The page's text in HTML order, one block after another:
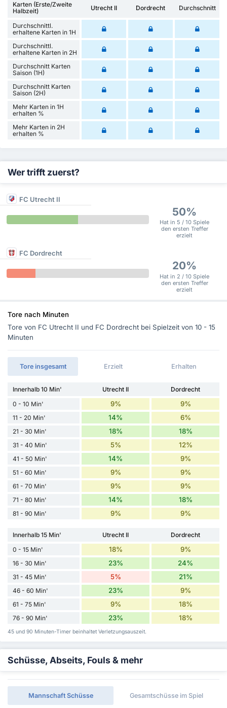
Karten (Erste/Zweite
Halbzeit)
Utrecht II Dordrecht Durchschnitt
Durchschnittl.
erhaltene Karten in 1H
Durchschnittl.
erhaltene Karten in 2H
Durchschnitt Karten
Saison (1H)
Durchschnitt Karten
Saison (2H)
Mehr Karten in 1H
erhalten %
Mehr Karten in 2H
erhalten %
Wer trifft zuerst?
FC Utrecht II
50%
Hat in 5 / 10 Spiele
den ersten Treffer
erzielt
FC Dordrecht
20%
Hat in 2 / 10 Spiele
den ersten Treffer
erzielt
Tore nach Minuten
Tore von FC Utrecht II und FC Dordrecht bei Spielzeit von 10 - 15
Minuten
Tore insgesamt Erzielt Erhalten
Innerhalb 10 Min' Utrecht II
Dordrecht
0 - 10 Min'
9% 9%
11 - 20 Min' 14% 6%
21 - 30 Min' 18% 18%
31 - 40 Min' 5% 12%
41 - 50 Min' 14% 9%
51 - 60 Min' 9% 9%
61 - 70 Min' 9% 9%
71 - 80 Min' 14% 18%
81 - 90 Min' 9% 9%
Innerhalb 15 Min' Utrecht II
Dordrecht
0 - 15 Min'
18% 9%
16 - 30 Min' 23% 24%
31 - 45 Min' 5% 21%
46 - 60 Min' 23% 9%
61 - 75 Min' 9% 18%
76 - 90 Min' 23% 18%
45 und 90 Minuten-Timer beinhaltet Verletzungsauszeit.
Schüsse, Abseits, Fouls & mehr
Mannschaft Schüsse Gesamtschüsse im Spiel